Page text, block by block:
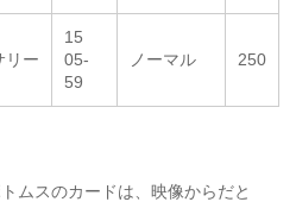
リー
15
05-
59
ノーマル 250
ムスのカードは、映像からだと